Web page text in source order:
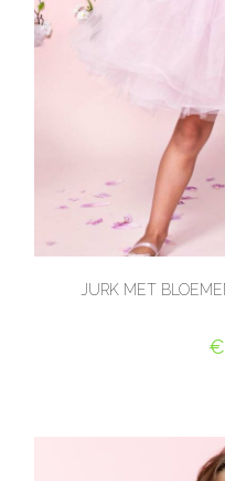
JURK MET
€